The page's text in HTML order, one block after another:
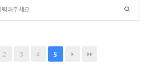
2 3 4 5